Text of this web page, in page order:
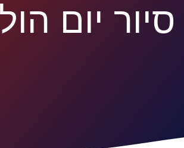
סיור יום